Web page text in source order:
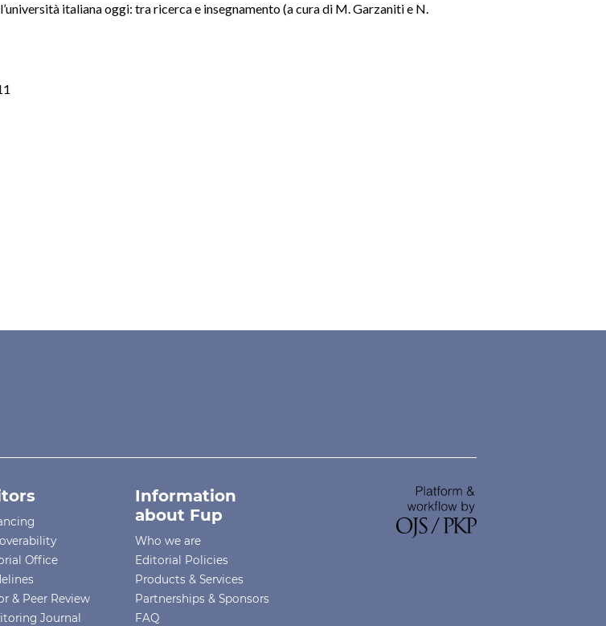
italiana oggi: tra ricerca e insegnamento (a cura di M. Garzaniti e N.
Office
& Peer Review
Journal
Information
about Fup
Who we are
Editorial Policies
Products & Services
Partnerships & Sponsors
FAQ